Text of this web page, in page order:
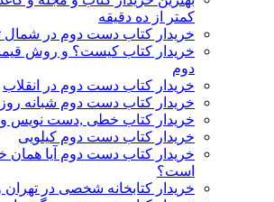
کمتر از ده دقیقه
خریدار کتاب دست دوم در شمال
خریدار کتاب کیست؟ و روش
دوم
خریدار کتاب دست دوم در انقلاب
خریدار کتاب دست دوم شبانه
خریدار کتاب خطی ,دست نویس و
خریدار کتاب دست دوم کیلویی
خریدار کتاب دست دوم آیا همان
است؟
خریدار کتابخانه شخصی در